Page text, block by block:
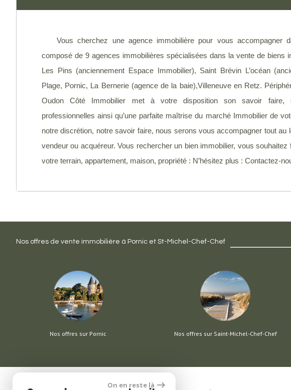
Vous cherchez une agence immobilière pour vous accompagner
composé de 9 agences immobilières spécialisées dans la vente de biens
Les Pins (anciennement Espace Immobilier), Saint Brévin L’océan
Plage, Pornic, La Bernerie (agence de la baie),Villeneuve en Retz.
Oudon Côté Immobilier met à votre disposition son savoir faire,
professionnelles ainsi qu’une parfaite maîtrise du marché Immobilier de
notre discrétion, notre savoir faire, nous serons vous accompagner tout
vendeur ou acquéreur. Vous rechercher un bien immobilier, vous
votre terrain, appartement, maison, propriété : N’hésitez plus : Contactez-
Nos offres de vente immobilière à Pornic et St-Michel-Chef-Chef
Nos offres sur Pornic Nos offres sur Saint-Michel-Chef-Chef
On en reste là